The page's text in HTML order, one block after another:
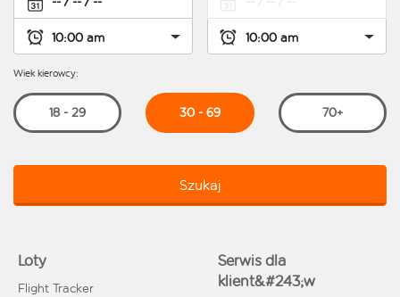
Wiek kierowcy:
18 - 29 30 - 69 70+
Szukaj
Loty
Flight Tracker
Serwis dla
klient&#243;w